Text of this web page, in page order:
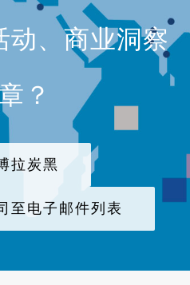
动、商业洞察
？
拉炭黑
至电子邮件列表